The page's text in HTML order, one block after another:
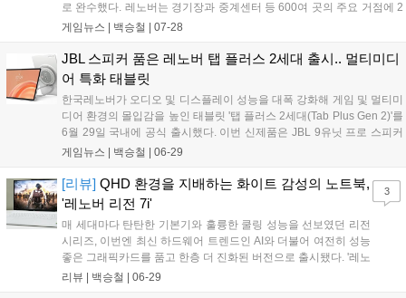
로 완수했다. 레노버는 경기장과 중계센터 등 600여 곳의 주요 거점에 2
만 5,000대 이상의 디바이스를 배치하고 99.99%의 가동률을 기록하며
게임뉴스 | 백승철 07-28
JBL 스피커 품은 레노버 탭 플러스 2세대 출시.. 멀티미디
어 특화 태블릿
한국레노버가 오디오 및 디스플레이 성능을 대폭 강화해 게임 및 멀티미
디어 환경의 몰입감을 높인 태블릿 '탭 플러스 2세대(Tab Plus Gen 2)'를
6월 29일 국내에 공식 출시했다. 이번 신제품은 JBL 9유닛 프로 스피커
시스템과 12.1인치 2.5K 고해상도 디스플레이를 탑재하여 선명한 화질
할 수 있는 블루투스 스피커 모드와 대용량 배터리를 갖춰 야외 및 다양
한 사용 환경에 최적화됐다....
게임뉴스 | 백승철 06-29
[리뷰] QHD 환경을 지배하는 화이트 감성의 노트북,
'레노버 리전 7i'
매 세대마다 탄탄한 기본기와 훌륭한 쿨링 성능을 선보였던 리전
시리즈, 이번엔 최신 하드웨어 트렌드인 AI와 더불어 여전히 성능
좋은 그래픽카드를 품고 한층 더 진화된 버전으로 출시됐다. '레노
버 리전 7i'는 인텔의 최신 코어 울트라 프로세서와 엔비디아 지포
리뷰 | 백승철 06-29
3